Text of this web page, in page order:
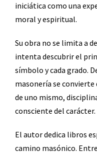
iniciática como una
moral y espiritual.
Su obra no se limita a
intenta descubrir el
símbolo y cada grado.
masonería se
de uno mismo,
consciente del carácter.
El autor dedica libros
camino masónico.